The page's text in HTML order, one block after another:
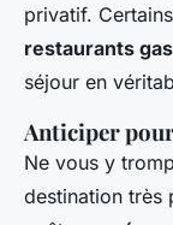
privatif.
restaurants
séjour en
Anticiper
Ne vous y
destination très